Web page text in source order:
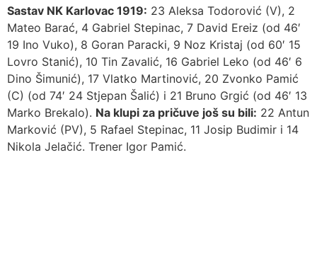
Sastav NK Karlovac 1919: 23 Aleksa Todorović (V), 2
Mateo Barać, 4 Gabriel Stepinac, 7 David Ereiz (od 46′
19 Ino Vuko), 8 Goran Paracki, 9 Noz Kristaj (od 60′ 15
Lovro Stanić), 10 Tin Zavalić, 16 Gabriel Leko (od 46′ 6
Dino Šimunić), 17 Vlatko Martinović, 20 Zvonko Pamić
(C) (od 74′ 24 Stjepan Šalić) i 21 Bruno Grgić (od 46′ 13
Marko Brekalo). Na klupi za pričuve još su bili: 22 Antun
Marković (PV), 5 Rafael Stepinac, 11 Josip Budimir i 14
Nikola Jelačić. Trener Igor Pamić.